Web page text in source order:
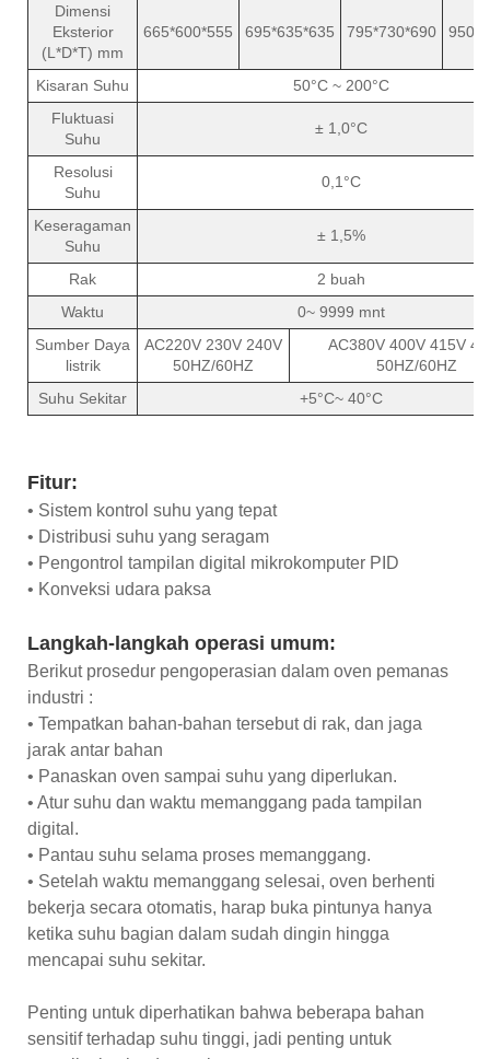
Dimensi
Eksterior
(L*D*T) mm
665*600*555 695*635*635 795*730*690
Kisaran Suhu
50°C ~ 200°C
Fluktuasi
Suhu
± 1,0°C
Resolusi
Suhu
0,1°C
Keseragaman
Suhu
± 1,5%
Rak
2 buah
Waktu
0~ 9999 mnt
Sumber Daya
listrik
AC220V 230V 240V
50HZ/60HZ
AC380V 400V 415V
50HZ/60HZ
Suhu Sekitar
+5°C~ 40°C
Fitur:
• Sistem kontrol suhu yang tepat
• Distribusi suhu yang seragam
• Pengontrol tampilan digital mikrokomputer PID
• Konveksi udara paksa
Langkah-langkah operasi umum:
Berikut prosedur pengoperasian dalam oven pemanas
industri :
• Tempatkan bahan-bahan tersebut di rak, dan jaga
jarak antar bahan
• Panaskan oven sampai suhu yang diperlukan.
• Atur suhu dan waktu memanggang pada tampilan
digital.
• Pantau suhu selama proses memanggang.
• Setelah waktu memanggang selesai, oven berhenti
bekerja secara otomatis, harap buka pintunya hanya
ketika suhu bagian dalam sudah dingin hingga
mencapai suhu sekitar.
Penting untuk diperhatikan bahwa beberapa bahan
sensitif terhadap suhu tinggi, jadi penting untuk